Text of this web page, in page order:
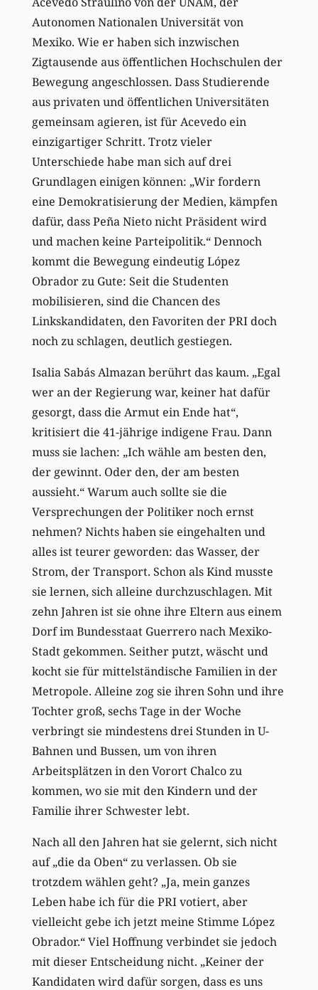
Autonomen Nationalen Universität von
Mexiko. Wie er haben sich inzwischen
Zigtausende aus öffentlichen Hochschulen der
Bewegung angeschlossen. Dass Studierende
aus privaten und öffentlichen Universitäten
gemeinsam agieren, ist für Acevedo ein
einzigartiger Schritt. Trotz vieler
Unterschiede habe man sich auf drei
Grundlagen einigen können: „Wir fordern
eine Demokratisierung der Medien, kämpfen
dafür, dass Peña Nieto nicht Präsident wird
und machen keine Parteipolitik.“ Dennoch
kommt die Bewegung eindeutig López
Obrador zu Gute: Seit die Studenten
mobilisieren, sind die Chancen des
Linkskandidaten, den Favoriten der PRI doch
noch zu schlagen, deutlich gestiegen.
Isalia Sabás Almazan berührt das kaum. „Egal
wer an der Regierung war, keiner hat dafür
gesorgt, dass die Armut ein Ende hat“,
kritisiert die 41-jährige indigene Frau. Dann
muss sie lachen: „Ich wähle am besten den,
der gewinnt. Oder den, der am besten
aussieht.“ Warum auch sollte sie die
Versprechungen der Politiker noch ernst
nehmen? Nichts haben sie eingehalten und
alles ist teurer geworden: das Wasser, der
Strom, der Transport. Schon als Kind musste
sie lernen, sich alleine durchzuschlagen. Mit
zehn Jahren ist sie ohne ihre Eltern aus einem
Dorf im Bundesstaat Guerrero nach Mexiko-
Stadt gekommen. Seither putzt, wäscht und
kocht sie für mittelständische Familien in der
Metropole. Alleine zog sie ihren Sohn und ihre
Tochter groß, sechs Tage in der Woche
verbringt sie mindestens drei Stunden in U-
Bahnen und Bussen, um von ihren
Arbeitsplätzen in den Vorort Chalco zu
kommen, wo sie mit den Kindern und der
Familie ihrer Schwester lebt.
Nach all den Jahren hat sie gelernt, sich nicht
auf „die da Oben“ zu verlassen. Ob sie
trotzdem wählen geht? „Ja, mein ganzes
Leben habe ich für die PRI votiert, aber
vielleicht gebe ich jetzt meine Stimme López
Obrador.“ Viel Hoffnung verbindet sie jedoch
mit dieser Entscheidung nicht. „Keiner der
Kandidaten wird dafür sorgen, dass es uns